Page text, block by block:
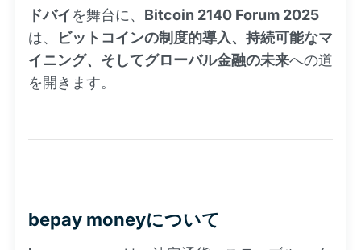
ドバイを舞台に、 Bitcoin 2140 Forum 2025
は、
ビットコインの制度的導入、持続可能なマ
イニング、そしてグローバル金融の未来への道
を開きます。
bepay moneyについて